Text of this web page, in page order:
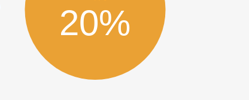
20%